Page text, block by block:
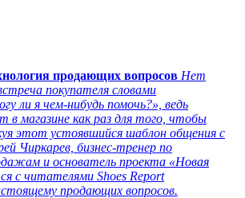
продающих вопросов Нет
покупателя словами
ли я чем-нибудь помочь?», ведь
в магазине как раз для того, чтобы
этот устоявшийся шаблон общения с
Чиркарев, бизнес-тренер по
и основатель проекта «Новая
с читателями Shoes Report
продающих вопросов.